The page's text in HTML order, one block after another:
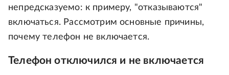
непредсказуемо: к примеру, "отказываются"
включаться. Рассмотрим основные причины,
почему телефон не включается.
Телефон отключился и не включается